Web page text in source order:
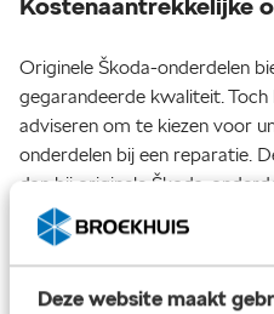
Deze website maakt
Kostenaantrekkelijke
Originele Škoda-onderdelen
gegarandeerde kwaliteit.
adviseren om te kiezen voor
onderdelen bij een reparatie.
dan bij originele Škoda-
kunnen universele of
gunstiger zijn, bijvoorbeeld
Hierin denken we graag met
bieden voor u als klant: dat is